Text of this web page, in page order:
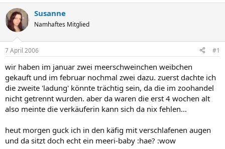
s
t
e
l
l
e
t
e
l
m
Susanne
Namhaftes Mitglied
7 April 2006 #1
wir haben im januar zwei meerschweinchen weibchen
gekauft und im februar nochmal zwei dazu. zuerst dachte ich
die zweite 'ladung' könnte trächtig sein, da die im zoohandel
nicht getrennt wurden. aber da waren die erst 4 wochen alt
also meinte die verkäuferin kann sich da nix fehlen...
heut morgen guck ich in den käfig mit verschlafenen augen
und da sitzt doch echt ein meeri-baby :hae? :wow